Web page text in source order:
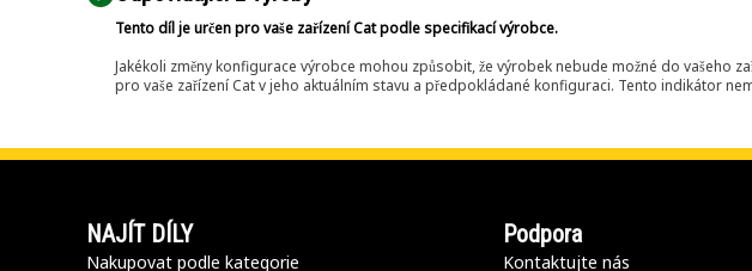
Tento díl je určen pro vaše zařízení Cat podle specifikací výrobce.
Jakékoli změny konfigurace výrobce mohou způsobit, že výrobek nebude možné do
pro vaše zařízení Cat v jeho aktuálním stavu a předpokládané konfiguraci. Tento indikátor
NAJÍT DÍLY
Nakupovat podle kategorie
Podpora
Kontaktujte nás